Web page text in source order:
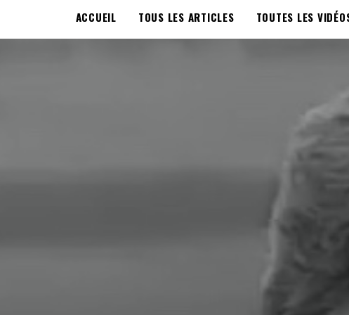
ACCUEIL TOUS LES ARTICLES TOUTES LES